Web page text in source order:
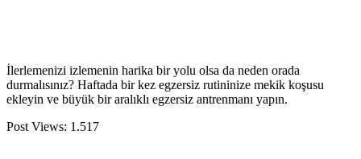
İlerlemenizi izlemenin harika bir yolu olsa da neden orada
durmalısınız? Haftada bir kez egzersiz rutininize mekik koşusu
ekleyin ve büyük bir aralıklı egzersiz antrenmanı yapın.
Post Views: 1.517